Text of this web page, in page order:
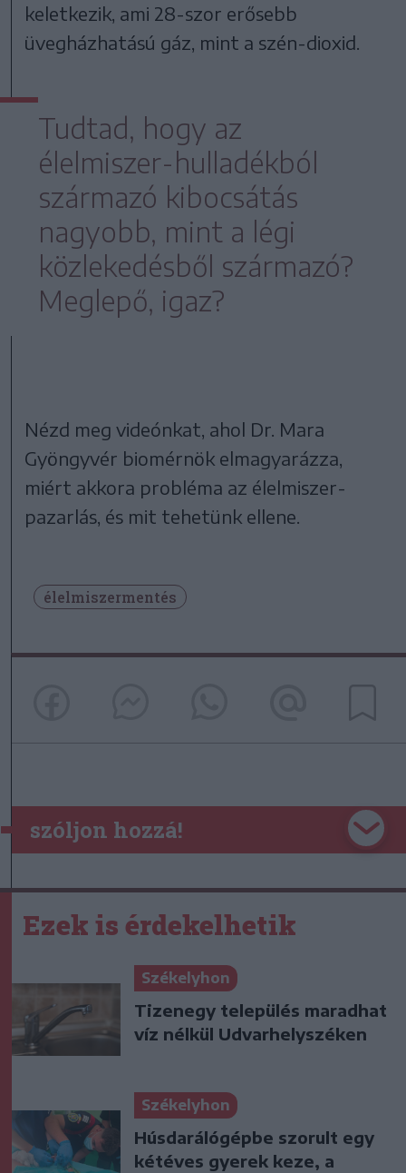
keletkezik, ami 28-szor erősebb
üvegházhatású gáz, mint a szén-dioxid.
Tudtad, hogy az
élelmiszer-hulladékból
származó kibocsátás
nagyobb, mint a légi
közlekedésből származó?
Meglepő, igaz?
Nézd meg videónkat, ahol Dr. Mara
Gyöngyvér biomérnök elmagyarázza,
miért akkora probléma az élelmiszer-
pazarlás, és mit tehetünk ellene.
élelmiszermentés
szóljon hozzá!
Ezek is érdekelhetik
Székelyhon
Tizenegy település maradhat
víz nélkül Udvarhelyszéken
Székelyhon
Húsdarálógépbe szorult egy
kétéves gyerek keze, a